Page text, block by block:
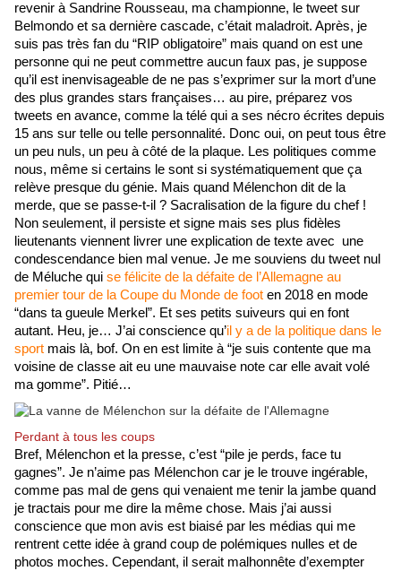
revenir à Sandrine Rousseau, ma championne, le tweet sur
Belmondo et sa dernière cascade, c’était maladroit. Après, je
suis pas très fan du “RIP obligatoire” mais quand on est une
personne qui ne peut commettre aucun faux pas, je suppose
qu’il est inenvisageable de ne pas s’exprimer sur la mort d’une
des plus grandes stars françaises… au pire, préparez vos
tweets en avance, comme la télé qui a ses nécro écrites depuis
15 ans sur telle ou telle personnalité. Donc oui, on peut tous être
un peu nuls, un peu à côté de la plaque. Les politiques comme
nous, même si certains le sont si systématiquement que ça
relève presque du génie. Mais quand Mélenchon dit de la
merde, que se passe-t-il ? Sacralisation de la figure du chef !
Non seulement, il persiste et signe mais ses plus fidèles
lieutenants viennent livrer une explication de texte avec  une
condescendance bien mal venue. Je me souviens du tweet nul
de Méluche qui se félicite de la défaite de l’Allemagne au
premier tour de la Coupe du Monde de foot en 2018 en mode
“dans ta gueule Merkel”. Et ses petits suiveurs qui en font
autant. Heu, je… J’ai conscience qu’il y a de la politique dans le
sport mais là, bof. On en est limite à “je suis contente que ma
voisine de classe ait eu une mauvaise note car elle avait volé
ma gomme”. Pitié…
Perdant à tous les coups
Bref, Mélenchon et la presse, c’est “pile je perds, face tu
gagnes”. Je n’aime pas Mélenchon car je le trouve ingérable,
comme pas mal de gens qui venaient me tenir la jambe quand
je tractais pour me dire la même chose. Mais j’ai aussi
conscience que mon avis est biaisé par les médias qui me
rentrent cette idée à grand coup de polémiques nulles et de
photos moches. Cependant, il serait malhonnête d’exempter